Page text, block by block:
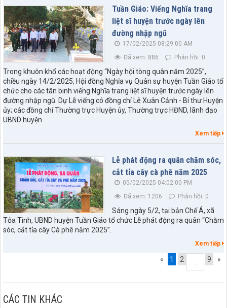
Tuần Giáo: Viếng Nghĩa trang
liệt sĩ huyện trước ngày lên
đường nhập ngũ
17/02/2025 08:29:00 AM
Đã xem: 886
Phản hồi: 0
Trong khuôn khổ các hoạt động “Ngày hội tòng quân năm 2025”,
chiều ngày 14/2/2025, Hội đồng Nghĩa vụ Quân sự huyện Tuần Giáo tổ
chức cho các tân binh viếng Nghĩa trang liệt sĩ huyện trước ngày lên
đường nhập ngũ. Dự Lễ viếng có đồng chí Lê Xuân Cảnh - Bí thư Huyện
ủy; các đồng chí Thường trực Huyện ủy, Thường trực HĐND, lãnh đạo
UBND huyện
Xem tiếp
Lễ phát động ra quân chăm sóc,
cắt tỉa cây cà phê năm 2025
05/02/2025 04:02:00 PM
Đã xem: 1206
Phản hồi: 0
Sáng ngày 5/2, tại bản Chế Á, xã
Tỏa Tình, UBND huyện Tuần Giáo tổ chức Lễ phát động ra quân “Chăm
sóc, cắt tỉa cây Cà phê năm 2025”.
Xem tiếp
« 1 2 9 »
CÁC TIN KHÁC